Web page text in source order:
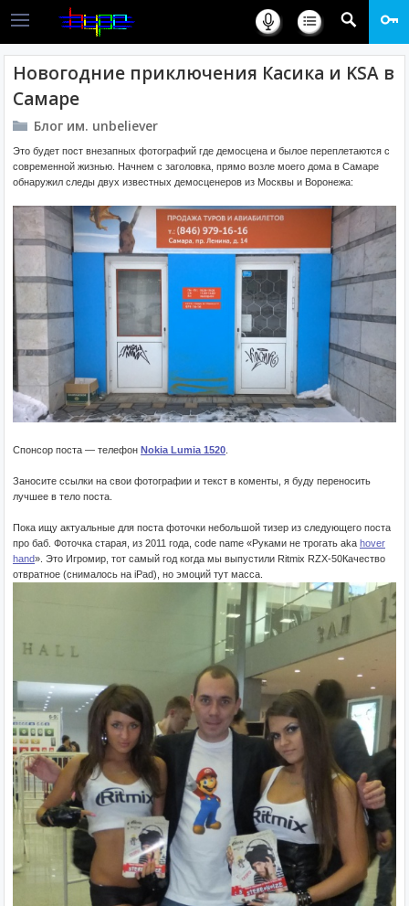
Новогодние приключения Касика и KSA в
Самаре
Блог им. unbeliever
Это будет пост внезапных фотографий где демосцена и былое переплетаются с
современной жизнью. Начнем с заголовка, прямо возле моего дома в Самаре
обнаружил следы двух известных демосценеров из Москвы и Воронежа:
Спонсор поста — телефон Nokia Lumia 1520
Заносите ссылки на свои фотографии и текст в коменты, я буду переносить
лучшее в тело поста.
Пока ищу актуальные для поста фоточки небольшой тизер из следующего поста
про баб. Фоточка старая, из 2011 года, code name «Руками не трогать aka hover
hand». Это Игромир, тот самый год когда мы выпустили Ritmix RZX-50Качество
отвратное (снималось на iPad), но эмоций тут масса.